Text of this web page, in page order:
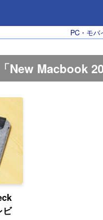
PC・モバ
「New Macbook
ビ